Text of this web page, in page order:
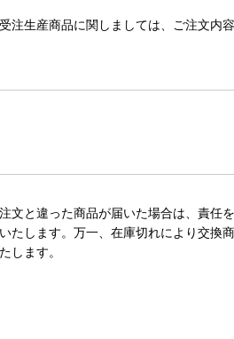
生産商品に関しましては、ご注文内
と違った商品が届いた場合は、責
します。万一、在庫切れにより交
します。